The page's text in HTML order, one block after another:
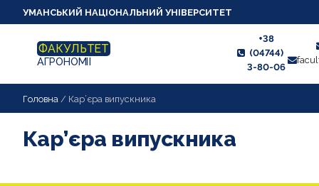
УМАНСЬКИЙ НАЦІОНАЛЬНИЙ УНІВЕРСИТЕТ
ФАКУЛЬТЕТ
АГРОНОМІЇ
+38
(04744)
3-80-06
НОВИНИ
АБІТУРІЄНТУ
Головна / Кар’єра випускника
Кар’єра випускника